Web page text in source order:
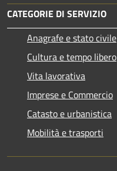
CATEGORIE DI SERVIZIO
Anagrafe e stato civile
Cultura e tempo libero
Vita lavorativa
Imprese e Commercio
Catasto e urbanistica
Mobilità e trasporti